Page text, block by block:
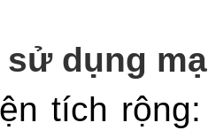
sử dụng
tích